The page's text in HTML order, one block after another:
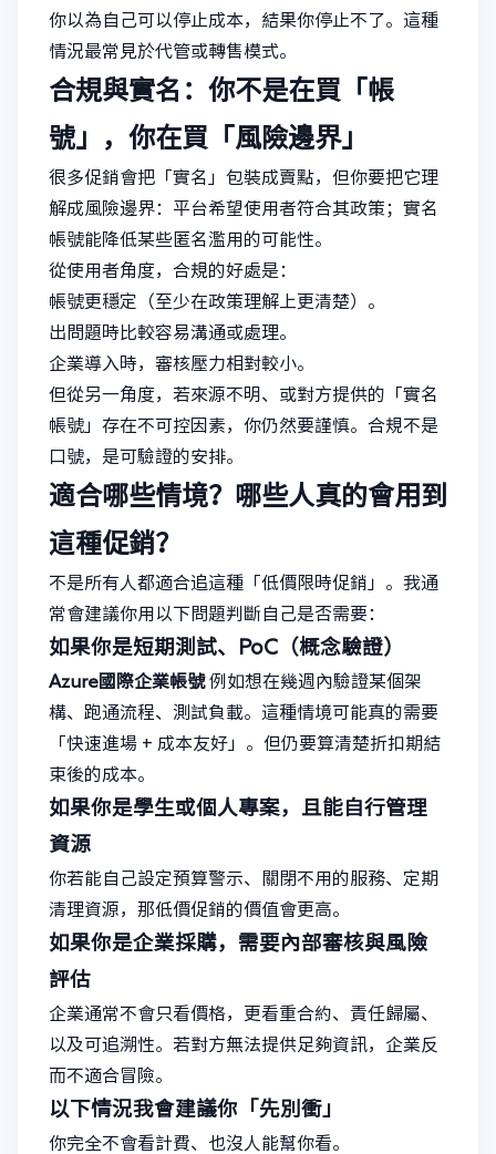
你以為自己可以停止成本，結果你停止不了。這種
情況最常見於代管或轉售模式。
合規與實名：你不是在買「帳
號」，你在買「風險邊界」
很多促銷會把「實名」包裝成賣點，但你要把它理
解成風險邊界：平台希望使用者符合其政策；實名
帳號能降低某些匿名濫用的可能性。
從使用者角度，合規的好處是：
帳號更穩定（至少在政策理解上更清楚）。
出問題時比較容易溝通或處理。
企業導入時，審核壓力相對較小。
但從另一角度，若來源不明、或對方提供的「實名
帳號」存在不可控因素，你仍然要謹慎。合規不是
口號，是可驗證的安排。
適合哪些情境？哪些人真的會用到
這種促銷？
不是所有人都適合追這種「低價限時促銷」。我通
常會建議你用以下問題判斷自己是否需要：
如果你是短期測試、PoC（概念驗證）
Azure國際企業帳號例如想在幾週內驗證某個架
構、跑通流程、測試負載。這種情境可能真的需要
「快速進場 + 成本友好」。但仍要算清楚折扣期結
束後的成本。
如果你是學生或個人專案，且能自行管理
資源
你若能自己設定預算警示、關閉不用的服務、定期
清理資源，那低價促銷的價值會更高。
如果你是企業採購，需要內部審核與風險
評估
企業通常不會只看價格，更看重合約、責任歸屬、
以及可追溯性。若對方無法提供足夠資訊，企業反
而不適合冒險。
以下情況我會建議你「先別衝」
你完全不會看計費、也沒人能幫你看。